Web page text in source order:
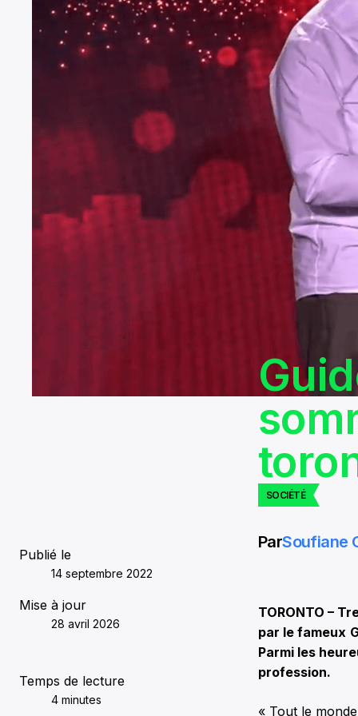
SOCIÉTÉ
Publié le
14 septembre 2022
Mise à jour
28 avril 2026
Temps de lecture
4 minutes
ParSoufiane
TORONTO –
par le fameux
Parmi les
profession.
« Tout le